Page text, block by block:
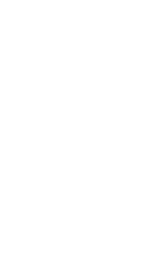
るもの
うん
ない